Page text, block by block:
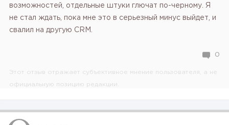
возможностей, отдельные штуки глючат по-черному. Я
не стал ждать, пока мне это в серьезный минус выйдет, и
свалил на другую CRM.
0
Этот отзыв отражает субъективное мнение пользователя, а не
официальную позицию редакции.